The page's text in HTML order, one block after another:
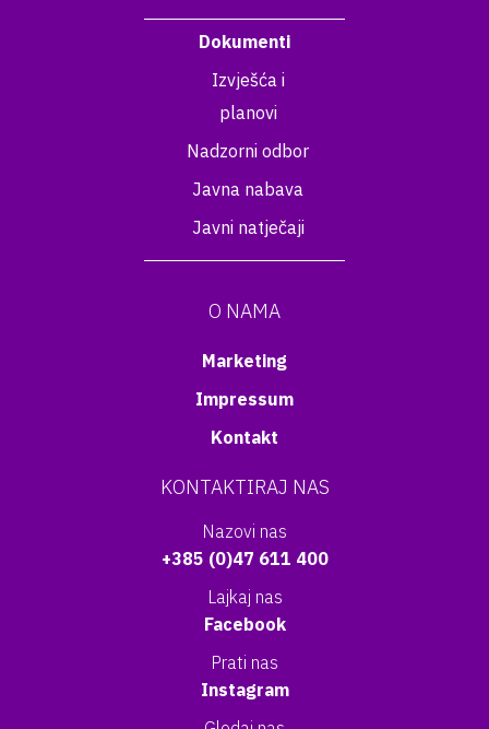
Dokumenti
Izvješća i
planovi
Nadzorni odbor
Javna nabava
Javni natječaji
O NAMA
Marketing
Impressum
Kontakt
KONTAKTIRAJ NAS
Nazovi nas
+385 (0)47 611 400
Lajkaj nas
Facebook
Prati nas
Instagram